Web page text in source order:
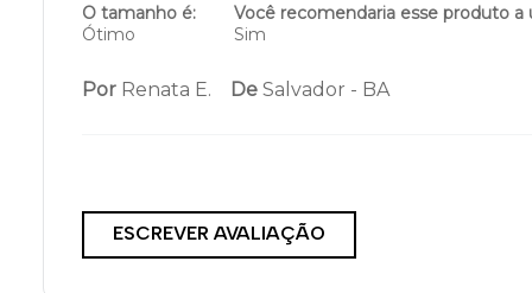
O tamanho é:
Ótimo
Você recomendaria esse produto a
Sim
Por Renata E. De Salvador - BA
ESCREVER AVALIAÇÃO